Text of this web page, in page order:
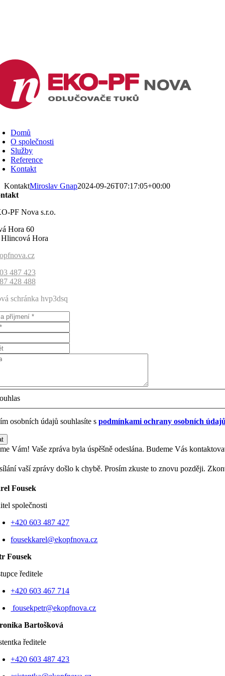
Domů
O společnosti
Služby
Reference
Kontakt
KontaktMiroslav Gnap2024-09-26T07:17:05+00:00
PF Nova s.r.o.
Hora 60
Hora
487 423
428 488
schránka hvp3dsq
osobních údajů souhlasíte s podmínkami ochrany osobních údajů
Vám! Vaše zpráva byla úspěšně odeslána. Budeme Vás
vaší zprávy došlo k chybě. Prosím zkuste to znovu později.
Fousek
společnosti
+420 603 487 427
fousekkarel@ekopfnova.cz
Fousek
ředitele
+420 603 467 714
fousekpetr@ekopfnova.cz
Bartošková
ředitele
+420 603 487 423